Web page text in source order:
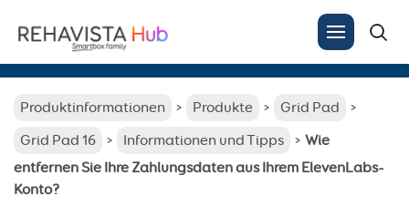
for:
Produktinformationen Produkte
Grid Pad
Grid Pad 16
Informationen und Tipps
Wie
entfernen Sie Ihre Zahlungsdaten aus Ihrem ElevenLabs-
Konto?